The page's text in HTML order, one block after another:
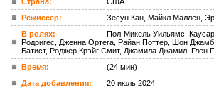
Режиссер:
Зесун Кан, Майкл Маллен,
В ролях:
Пол-Микель Уильямс,
Родригес, Дженна Ортега, Райан Поттер, Шон
Батист, Роджер Крэйг Смит, Джамила Джамил, Глен
Время:
(24 мин)
Дата добавления:
20 июль 2024